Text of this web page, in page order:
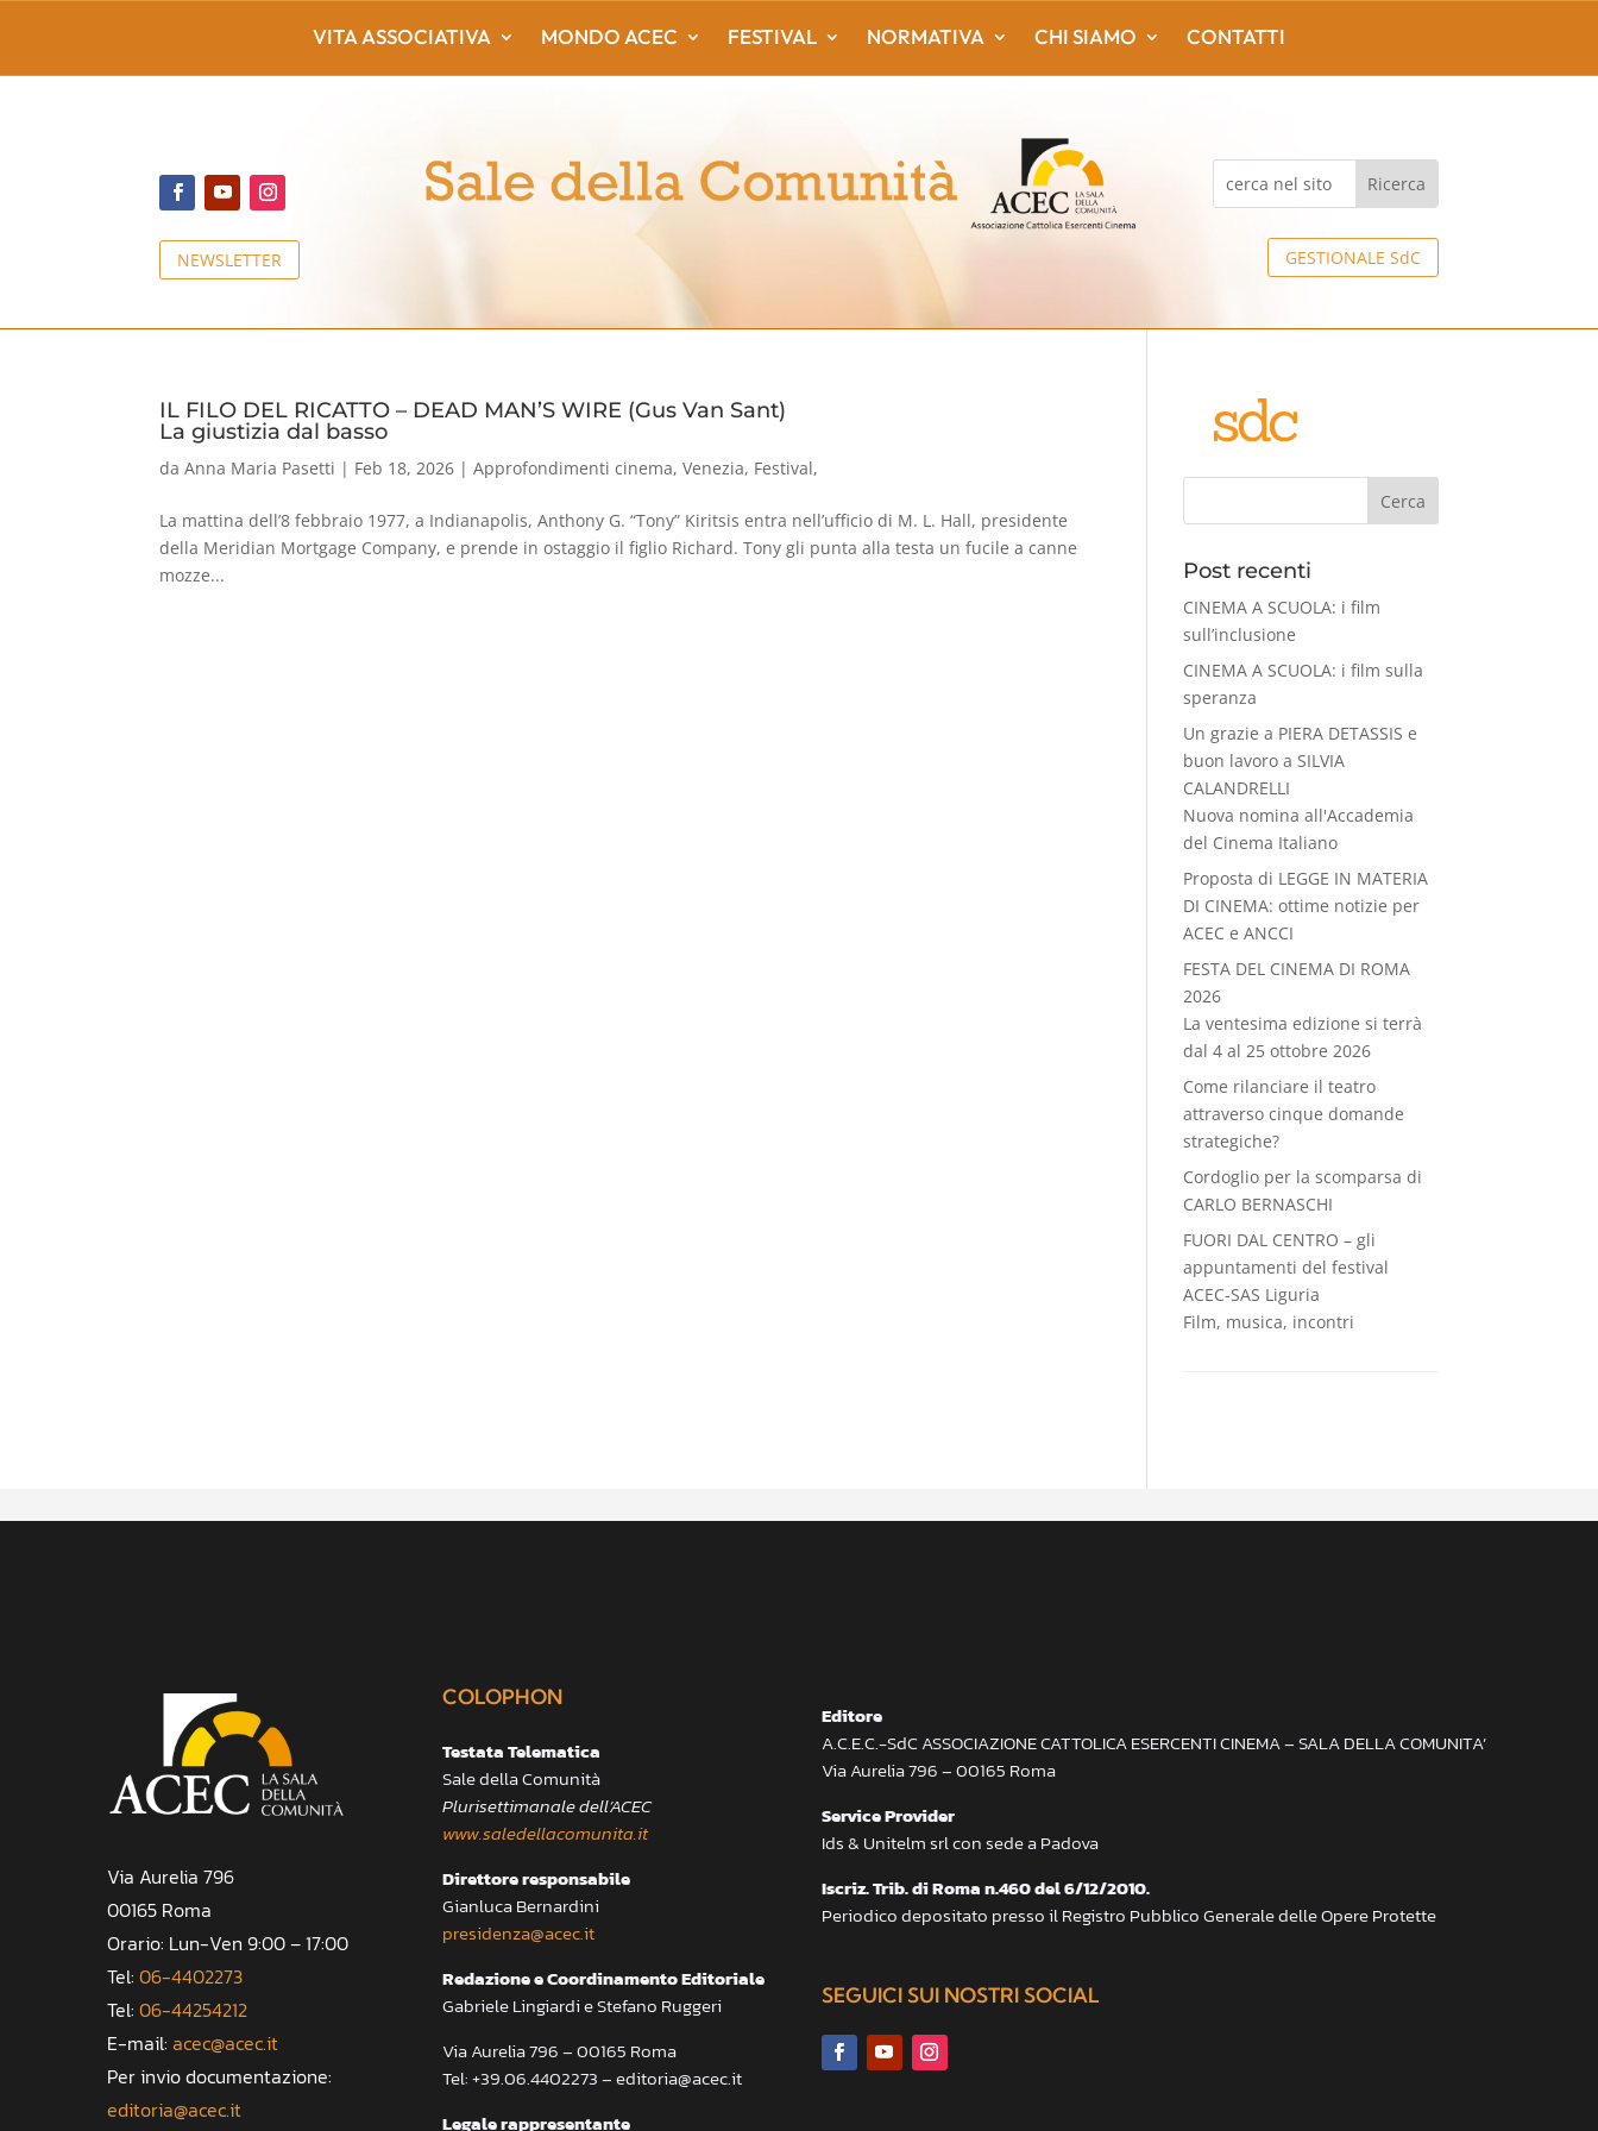
NEWSLETTER GESTIONALE SdC
VITA ASSOCIATIVA MONDO ACEC FESTIVAL NORMATIVA CHI SIAMO CONTATTI
IL FILO DEL RICATTO – DEAD MAN’S WIRE (Gus Van Sant)
La giustizia dal basso
daAnna Maria Pasetti | Feb 18, 2026 |Approfondimenti cinema,Venezia, Festival,
La mattina dell’8 febbraio 1977, a Indianapolis, Anthony G. “Tony” Kiritsis entra nell’ufficio di M. L. Hall, presidente
della Meridian Mortgage Company, e prende in ostaggio il figlio Richard. Tony gli punta alla testa un fucile a canne
mozze...
Cerca
Post recenti
CINEMA A SCUOLA: i film
sull’inclusione
CINEMA A SCUOLA: i film sulla
speranza
Un grazie a PIERA DETASSIS e
buon lavoro a SILVIA
CALANDRELLI
Nuova nomina all'Accademia
del Cinema Italiano
Proposta di LEGGE IN MATERIA
DI CINEMA: ottime notizie per
ACEC e ANCCI
FESTA DEL CINEMA DI ROMA
2026
La ventesima edizione si terrà
dal 4 al 25 ottobre 2026
Come rilanciare il teatro
attraverso cinque domande
strategiche?
Cordoglio per la scomparsa di
CARLO BERNASCHI
FUORI DAL CENTRO – gli
appuntamenti del festival
ACEC-SAS Liguria
Film, musica, incontri
Via Aurelia 796
00165 Roma
Orario: Lun-Ven 9:00 – 17:00
Tel: 06-4402273
Tel: 06-44254212
E-mail: acec@acec.it
Per invio documentazione:
editoria@acec.it
COLOPHON
Testata Telematica
Sale della Comunità
Plurisettimanale dell’ACEC
www.saledellacomunita.it
Direttore responsabile
Gianluca Bernardini
presidenza@acec.it
Redazione e Coordinamento Editoriale
Gabriele Lingiardi e Stefano Ruggeri
Via Aurelia 796 – 00165 Roma
Tel: +39.06.4402273 – editoria@acec.it
Legale rappresentante
Editore
A.C.E.C.-SdC ASSOCIAZIONE CATTOLICA ESERCENTI CINEMA – SALA DELLA COMUNITA’
Via Aurelia 796 – 00165 Roma
Service Provider
Ids & Unitelm srl con sede a Padova
Iscriz. Trib. di Roma n.460 del 6/12/2010.
Periodico depositato presso il Registro Pubblico Generale delle Opere Protette
SEGUICI SUI NOSTRI SOCIAL